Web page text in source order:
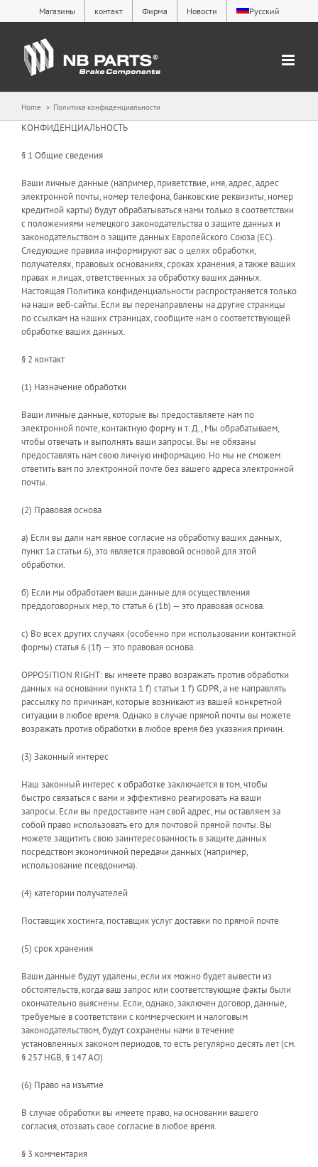
to
Магазины контакт Фирма Новости Русский
Home Политика конфиденциальности
КОНФИДЕНЦИАЛЬНОСТЬ
§ 1 Общие сведения
Ваши личные данные (например, приветствие, имя, адрес, адрес
электронной почты, номер телефона, банковские реквизиты, номер
кредитной карты) будут обрабатываться нами только в соответствии
с положениями немецкого законодательства о защите данных и
законодательством о защите данных Европейского Союза (ЕС).
Следующие правила информируют вас о целях обработки,
получателях, правовых основаниях, сроках хранения, а также ваших
правах и лицах, ответственных за обработку ваших данных.
Настоящая Политика конфиденциальности распространяется только
на наши веб-сайты. Если вы перенаправлены на другие страницы
по ссылкам на наших страницах, сообщите нам о соответствующей
обработке ваших данных.
§ 2 контакт
(1) Назначение обработки
Ваши личные данные, которые вы предоставляете нам по
электронной почте, контактную форму и т. Д., Мы обрабатываем,
чтобы отвечать и выполнять ваши запросы. Вы не обязаны
предоставлять нам свою личную информацию. Но мы не сможем
ответить вам по электронной почте без вашего адреса электронной
почты.
(2) Правовая основа
a) Если вы дали нам явное согласие на обработку ваших данных,
пункт 1a статьи 6), это является правовой основой для этой
обработки.
б) Если мы обработаем ваши данные для осуществления
преддоговорных мер, то статья 6 (1b) — это правовая основа.
c) Во всех других случаях (особенно при использовании контактной
формы) статья 6 (1f) — это правовая основа.
OPPOSITION RIGHT: вы имеете право возражать против обработки
данных на основании пункта 1 f) статьи 1 f) GDPR, а не направлять
рассылку по причинам, которые возникают из вашей конкретной
ситуации в любое время. Однако в случае прямой почты вы можете
возражать против обработки в любое время без указания причин.
(3) Законный интерес
Наш законный интерес к обработке заключается в том, чтобы
быстро связаться с вами и эффективно реагировать на ваши
запросы. Если вы предоставите нам свой адрес, мы оставляем за
собой право использовать его для почтовой прямой почты. Вы
можете защитить свою заинтересованность в защите данных
посредством экономичной передачи данных (например,
использование псевдонима).
(4) категории получателей
Поставщик хостинга, поставщик услуг доставки по прямой почте
(5) срок хранения
Ваши данные будут удалены, если их можно будет вывести из
обстоятельств, когда ваш запрос или соответствующие факты были
окончательно выяснены. Если, однако, заключен договор, данные,
требуемые в соответствии с коммерческим и налоговым
законодательством, будут сохранены нами в течение
установленных законом периодов, то есть регулярно десять лет (см.
§ 257 HGB, § 147 AO).
(6) Право на изъятие
В случае обработки вы имеете право, на основании вашего
согласия, отозвать свое согласие в любое время.
§ 3 комментария